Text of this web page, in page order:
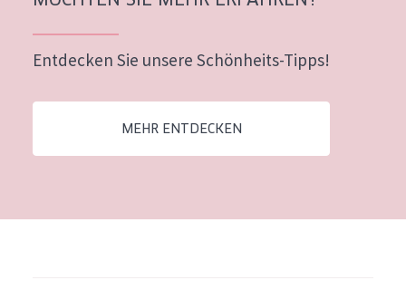
Jedes alter
Entdecken Sie unsere Schönheits-Tipps!
MEHR ENTDECKEN